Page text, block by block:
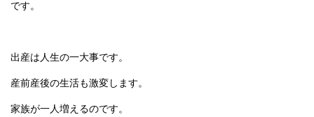
です。
出産は人生の一大事です。
産前産後の生活も激変します。
家族が一人増えるのです。